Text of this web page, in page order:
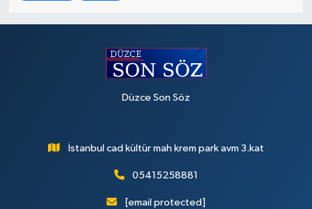
Düzce Son Söz
İstanbul cad kültür mah krem park avm 3.kat
05415258881
[email protected]